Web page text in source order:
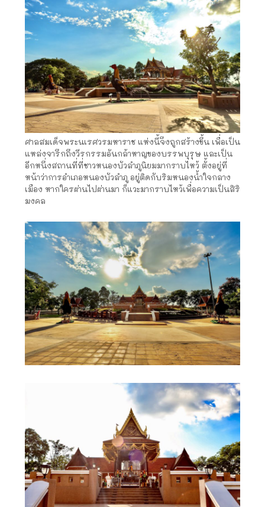
ศาลสมเด็จพระนเรศวรมหาราช แห่งนี้จึงถูกสร้างขึ้น เพื่อเป็น
แหล่งจารึกถึงวีรกรรมอันกล้าหาญของบรรพบุรุษ และเป็น
อีกหนึ่งสถานที่ที่ชาวหนองบัวลำภูนิยมมากราบไหว้ ตั้งอยู่ที่
หน้าว่าการอำเภอหนองบัวลำภู อยู่ติดกับริมหนองน้ำใจกลาง
เมือง หากใครผ่านไปผ่านมา ก็แวะมากราบไหว้เพื่อความเป็นสิริ
มงคล